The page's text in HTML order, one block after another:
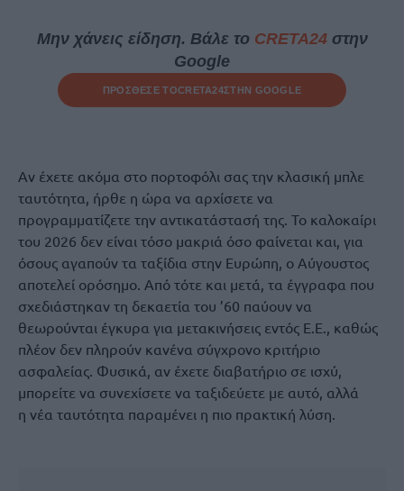
Μην χάνεις είδηση. Βάλε το CRETA24στην
Google
ΠΡΟΣΘΕΣΕ ΤΟCRETA24ΣΤΗΝ GOOGLE
Αν έχετε ακόμα στο πορτοφόλι σας την κλασική μπλε
ταυτότητα, ήρθε η ώρα να αρχίσετε να
προγραμματίζετε την αντικατάστασή της. Το καλοκαίρι
του 2026 δεν είναι τόσο μακριά όσο φαίνεται και, για
όσους αγαπούν τα ταξίδια στην Ευρώπη, ο Αύγουστος
αποτελεί ορόσημο. Από τότε και μετά, τα έγγραφα που
σχεδιάστηκαν τη δεκαετία του ’60 παύουν να
θεωρούνται έγκυρα για μετακινήσεις εντός Ε.Ε., καθώς
πλέον δεν πληρούν κανένα σύγχρονο κριτήριο
ασφαλείας. Φυσικά, αν έχετε διαβατήριο σε ισχύ,
μπορείτε να συνεχίσετε να ταξιδεύετε με αυτό, αλλά
η νέα ταυτότητα παραμένει η πιο πρακτική λύση.